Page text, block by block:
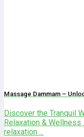
Massage Dammam –
Discover the Tranquil
Relaxation &
relaxation ...